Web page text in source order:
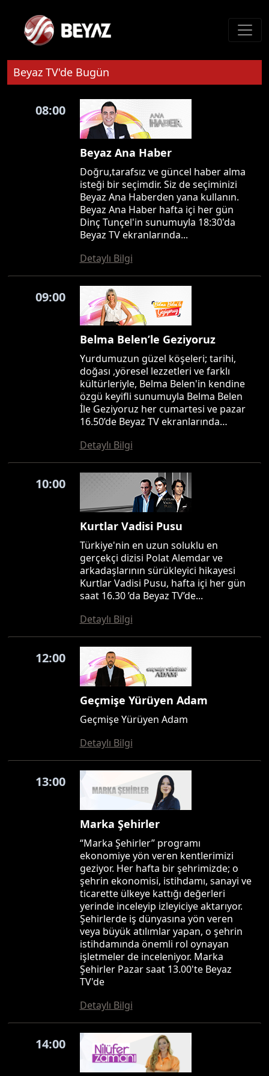
Beyaz TV'de Bugün
08:00
Beyaz Ana Haber
Doğru,tarafsız ve güncel haber alma
isteği bir seçimdir. Siz de seçiminizi
Beyaz Ana Haberden yana kullanın.
Beyaz Ana Haber hafta içi her gün
Dinç Tunçel'in sunumuyla 18:30'da
Beyaz TV ekranlarında...
Detaylı Bilgi
09:00
Belma Belen’le Geziyoruz
Yurdumuzun güzel köşeleri; tarihi,
doğası ,yöresel lezzetleri ve farklı
kültürleriyle, Belma Belen'in kendine
özgü keyifli sunumuyla Belma Belen
İle Geziyoruz her cumartesi ve pazar
16.50’de Beyaz TV ekranlarında…
Detaylı Bilgi
10:00
Kurtlar Vadisi Pusu
Türkiye'nin en uzun soluklu en
gerçekçi dizisi Polat Alemdar ve
arkadaşlarının sürükleyici hikayesi
Kurtlar Vadisi Pusu, hafta içi her gün
saat 16.30 ’da Beyaz TV’de...
Detaylı Bilgi
12:00
Geçmişe Yürüyen Adam
Geçmişe Yürüyen Adam
Detaylı Bilgi
13:00
Marka Şehirler
“Marka Şehirler” programı
ekonomiye yön veren kentlerimizi
geziyor. Her hafta bir şehrimizde; o
şehrin ekonomisi, istihdamı, sanayi ve
ticarette ülkeye kattığı değerleri
yerinde inceleyip izleyiciye aktarıyor.
Şehirlerde iş dünyasına yön veren
veya büyük atılımlar yapan, o şehrin
istihdamında önemli rol oynayan
işletmeler de inceleniyor. Marka
Şehirler Pazar saat 13.00'te Beyaz
TV'de
Detaylı Bilgi
14:00